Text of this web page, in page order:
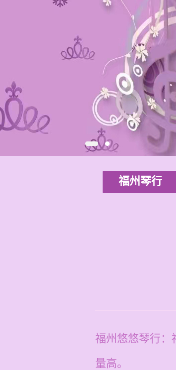
福州琴行
福州悠悠琴行：
量高。